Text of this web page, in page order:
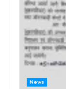
News